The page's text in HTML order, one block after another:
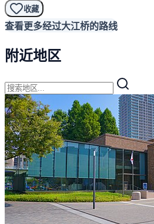
收藏
查看更多经过大江桥的路线
附近地区